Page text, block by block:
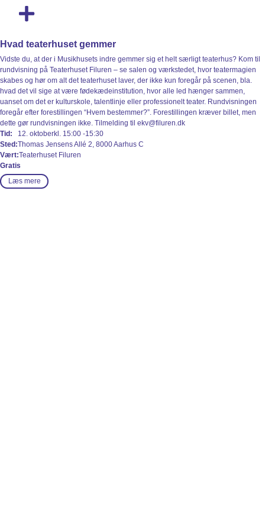
Hvad teaterhuset gemmer
Vidste du, at der i Musikhusets indre gemmer sig et helt særligt teaterhus? Kom til
rundvisning på Teaterhuset Filuren – se salen og værkstedet, hvor teatermagien
skabes og hør om alt det teaterhuset laver, der ikke kun foregår på scenen, bla.
hvad det vil sige at være fødekædeinstitution, hvor alle led hænger sammen,
uanset om det er kulturskole, talentlinje eller professionelt teater. Rundvisningen
foregår efter forestillingen “Hvem bestemmer?”. Forestillingen kræver billet, men
dette gør rundvisningen ikke. Tilmelding til ekv@filuren.dk
Tid:
12. oktoberkl. 15:00 -15:30
Sted:Thomas Jensens Allé 2, 8000 Aarhus C
Vært:Teaterhuset Filuren
Gratis
Læs mere